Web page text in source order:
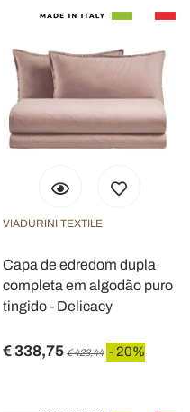
VIADURINI TEXTILE
Capa de edredom dupla
completa em algodão puro
tingido - Delicacy
€ 338,75 € 423,44 - 20%